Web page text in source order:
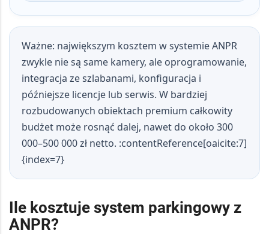
Ważne: największym kosztem w systemie ANPR
zwykle nie są same kamery, ale oprogramowanie,
integracja ze szlabanami, konfiguracja i
późniejsze licencje lub serwis. W bardziej
rozbudowanych obiektach premium całkowity
budżet może rosnąć dalej, nawet do około 300
000–500 000 zł netto. :contentReference[oaicite:7]
{index=7}
Ile kosztuje system parkingowy z
ANPR?